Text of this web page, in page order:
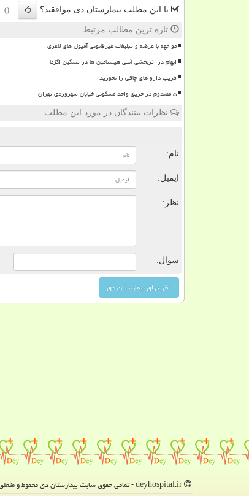
با این مطلب بیمارستان دی موافقید؟ ()
تازه ترین مطالب مرتبط
مواجهه با عرضه و تبلیغات غیرقانونی آمپول های لاغری
ابهام در اثربخشی آنتی هیستامین ها در تسکین اگزما
فریب دارو های چاقی را نخورید
۵ مصدوم در حریق واحد مسکونی خیابان سهروردی تهران
نظرات بینندگان در مورد این مطلب
نام:
ایمیل:
نظر:
سوال: = ۱ بعلاوه ۱